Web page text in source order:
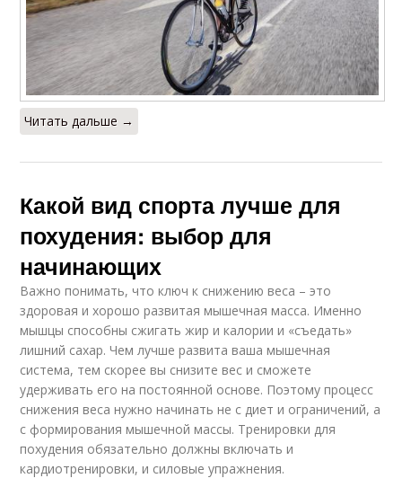
Читать дальше →
Какой вид спорта лучше для
похудения: выбор для
начинающих
Важно понимать, что ключ к снижению веса – это
здоровая и хорошо развитая мышечная масса. Именно
мышцы способны сжигать жир и калории и «съедать»
лишний сахар. Чем лучше развита ваша мышечная
система, тем скорее вы снизите вес и сможете
удерживать его на постоянной основе. Поэтому процесс
снижения веса нужно начинать не с диет и ограничений, а
с формирования мышечной массы. Тренировки для
похудения обязательно должны включать и
кардиотренировки, и силовые упражнения.